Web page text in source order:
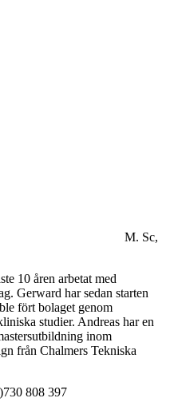
M. Sc,
10 åren arbetat med
Gerward har sedan starten
fört bolaget genom
studier. Andreas har en
inom
från Chalmers Tekniska
808 397